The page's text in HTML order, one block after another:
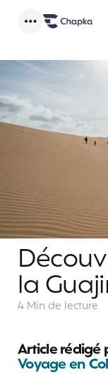
la
4 Min de lecture
Article rédigé
Voyage en